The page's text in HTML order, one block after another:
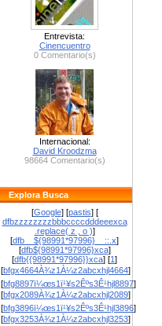
Entrevista:
Cinencuentro
0 Comentario(s)
Internacional:
David Kroodzma
98664 Comentario(s)
Explora Busca
[Google] [pastis] [
dfbzzzzzzzzbbbccccdddeeexca
.replace( z , o )]
[dfb__${98991*97996}__::.x]
[dfb${98991*97996}xca]
[dfb{{98991*97996}}xca] [1]
[bfgx4664À¾z1À¼z2abcxhjl4664]
[bfg8897ï¼œs1ï¹¥s2Êºs3Ê¹hjl8897]
[bfgx2089À¾z1À¼z2abcxhjl2089]
[bfg3896ï¼œs1ï¹¥s2Êºs3Ê¹hjl3896]
[bfgx3253À¾z1À¼z2abcxhjl3253]